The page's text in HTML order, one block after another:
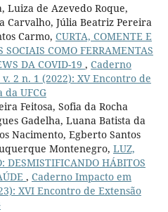
Luiza de Azevedo Roque,
Carvalho, Júlia Beatriz Pereira
Carmo, CURTA, COMENTE E
SOCIAIS COMO FERRAMENTAS
DA COVID-19 , Caderno
2 n. 1 (2022): XV Encontro de
UFCG
Feitosa, Sofia da Rocha
Gadelha, Luana Batista da
Nacimento, Egberto Santos
Montenegro, LUZ,
DESMISTIFICANDO HÁBITOS
, Caderno Impacto em
XVI Encontro de Extensão